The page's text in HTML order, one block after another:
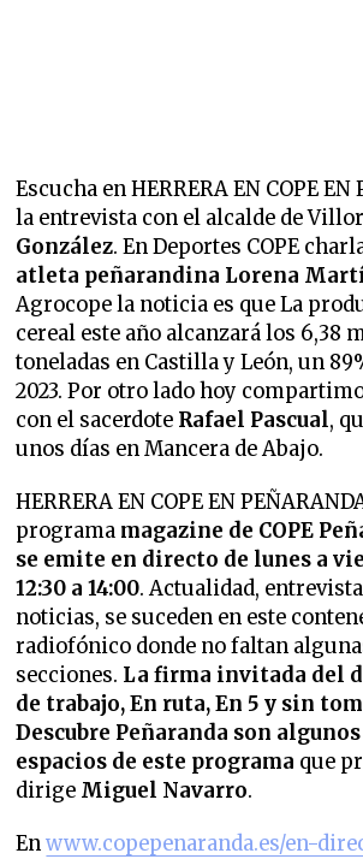
Escucha en HERRERA EN COPE EN
la entrevista con el alcalde de
González. En Deportes COPE
atleta peñarandina Lorena
Agrocope la noticia es que La
cereal este año alcanzará los 6,38
toneladas en Castilla y León, un
2023. Por otro lado hoy
con el sacerdote Rafael Pascual,
unos días en Mancera de Abajo.
HERRERA EN COPE EN
programa magazine de COPE
se emite en directo de lunes a
12:30 a 14:00. Actualidad,
noticias, se suceden en este
radiofónico donde no faltan
secciones. La firma invitada del
de trabajo, En ruta, En 5 y sin
Descubre Peñaranda son
espacios de este programa que
dirige Miguel Navarro.
Enwww.copepenaranda.es/en-